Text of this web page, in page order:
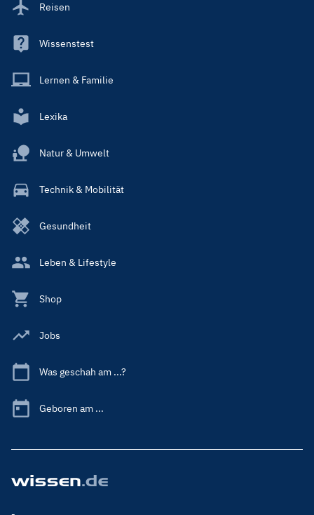
Reisen
Wissenstest
Lernen & Familie
Lexika
Natur & Umwelt
Technik & Mobilität
Gesundheit
Leben & Lifestyle
Shop
Jobs
Was geschah am ...?
Geboren am ...